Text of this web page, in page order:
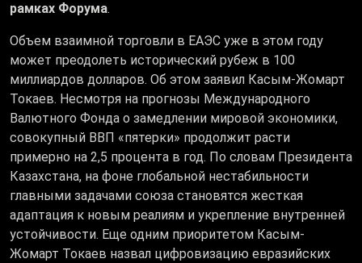
рамках Форума.
Объем взаимной торговли в ЕАЭС уже в этом году
может преодолеть исторический рубеж в 100
миллиардов долларов. Об этом заявил Касым-Жомарт
Токаев. Несмотря на прогнозы Международного
Валютного Фонда о замедлении мировой экономики,
совокупный ВВП «пятерки» продолжит расти
примерно на 2,5 процента в год. По словам Президента
Казахстана, на фоне глобальной нестабильности
главными задачами союза становятся жесткая
адаптация к новым реалиям и укрепление внутренней
устойчивости. Еще одним приоритетом Касым-
Жомарт Токаев назвал цифровизацию евразийских